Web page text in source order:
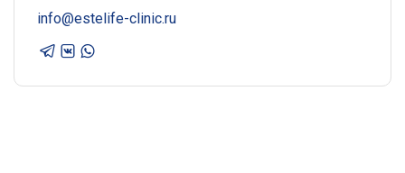
info@estelife-clinic.ru